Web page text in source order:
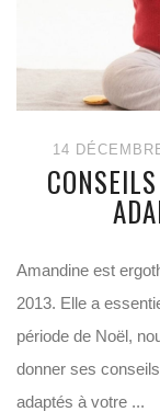
14
Amandine est
2013. Elle a
période de Noël,
donner ses
adaptés à votre ...